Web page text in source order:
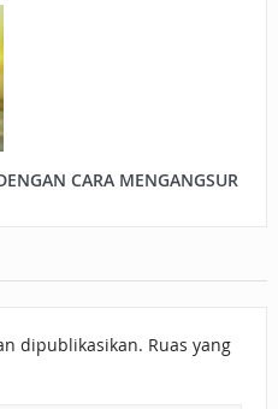
CARA MENGANGSUR
dipublikasikan. Ruas yang